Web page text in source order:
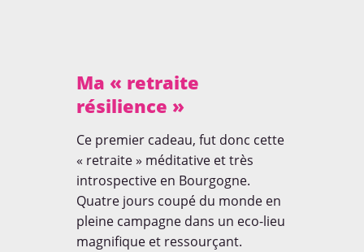
Ma « retraite
résilience »
Ce premier cadeau, fut donc cette
« retraite » méditative et très
introspective en Bourgogne.
Quatre jours coupé du monde en
pleine campagne dans un eco-lieu
magnifique et ressourçant.